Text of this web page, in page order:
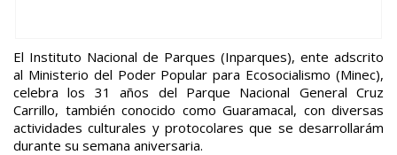
El Instituto Nacional de Parques (Inparques), ente adscrito
al Ministerio del Poder Popular para Ecosocialismo (Minec),
celebra los 31 años del Parque Nacional General Cruz
Carrillo, también conocido como Guaramacal, con diversas
actividades culturales y protocolares que se desarrollarám
durante su semana aniversaria.